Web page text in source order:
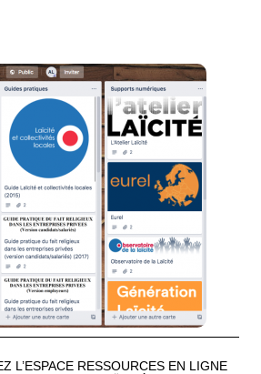
L’ESPACE RESSOURCES EN LIGNE